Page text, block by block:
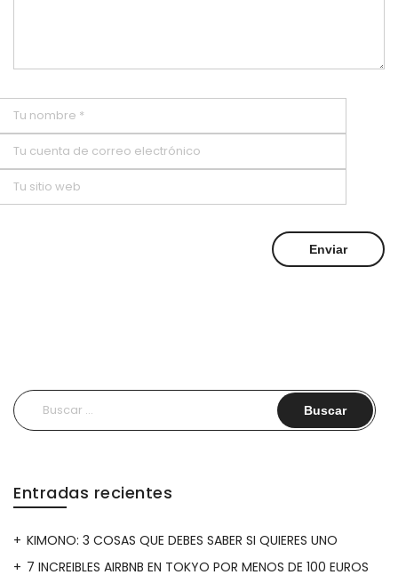
Buscar:
Entradas recientes
KIMONO: 3 COSAS QUE DEBES SABER SI QUIERES UNO
7 INCREIBLES AIRBNB EN TOKYO POR MENOS DE 100 EUROS